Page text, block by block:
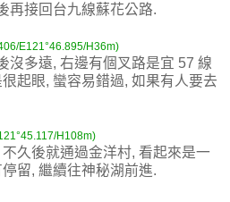
再接回台九線蘇花公路.
E121°46.895/H36m)
沒多遠, 右邊有個叉路是宜 57 線
起眼, 蠻容易錯過, 如果有人要去
H108m)
久後就通過金洋村, 看起來是一
留, 繼續往神秘湖前進.